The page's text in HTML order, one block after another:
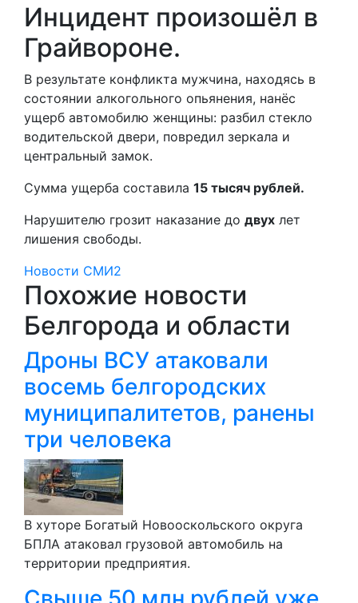
Инцидент произошёл в
Грайвороне.
В результате конфликта мужчина, находясь в
состоянии алкогольного опьянения, нанёс
ущерб автомобилю женщины: разбил стекло
водительской двери, повредил зеркала и
центральный замок.
Сумма ущерба составила 15 тысяч рублей.
Нарушителю грозит наказание до двух лет
лишения свободы.
Новости СМИ2
Похожие новости
Белгорода и области
Дроны ВСУ атаковали
восемь белгородских
муниципалитетов, ранены
три человека
В хуторе Богатый Новооскольского округа
БПЛА атаковал грузовой автомобиль на
территории предприятия.